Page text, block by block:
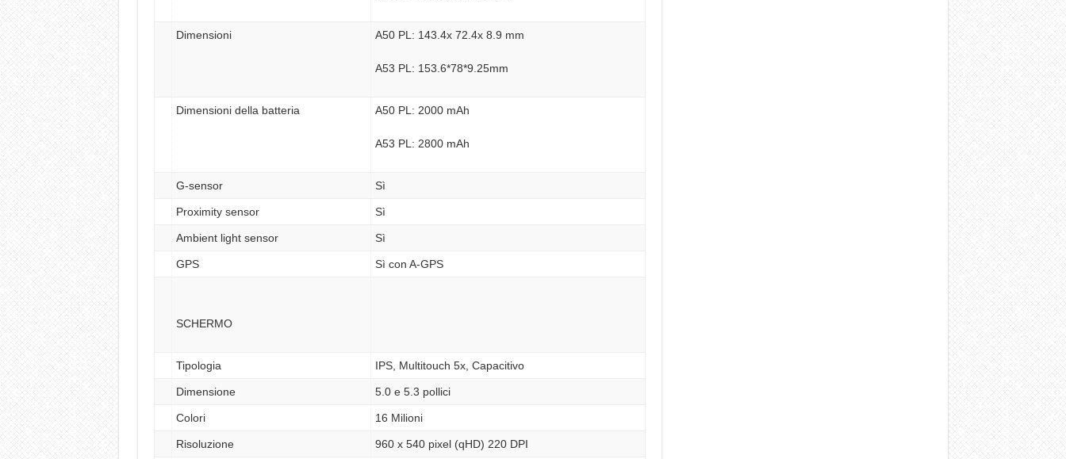
Dimensioni A50 PL: 143.4x 72.4x 8.9 mm
A53 PL: 153.6*78*9.25mm
Dimensioni della batteria A50 PL: 2000 mAh
A53 PL: 2800 mAh
G-sensor Sì
Proximity sensor Sì
Ambient light sensor Sì
GPS Sì con A-GPS
SCHERMO
Tipologia IPS, Multitouch 5x, Capacitivo
Dimensione 5.0 e 5.3 pollici
Colori 16 Milioni
Risoluzione 960 x 540 pixel (qHD) 220 DPI